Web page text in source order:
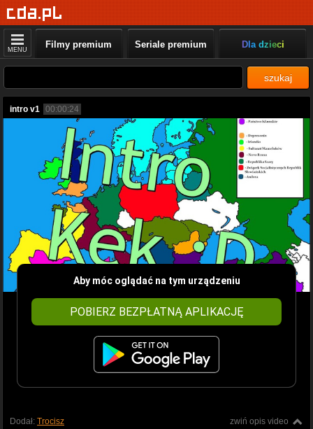
MENU Filmy premium Seriale premium Dla dzieci
szukaj
intro v1 00:00:24
Aby móc oglądać na tym urządzeniu
POBIERZ BEZPŁATNĄ APLIKACJĘ
zwiń opis video
Dodał: Trocisz